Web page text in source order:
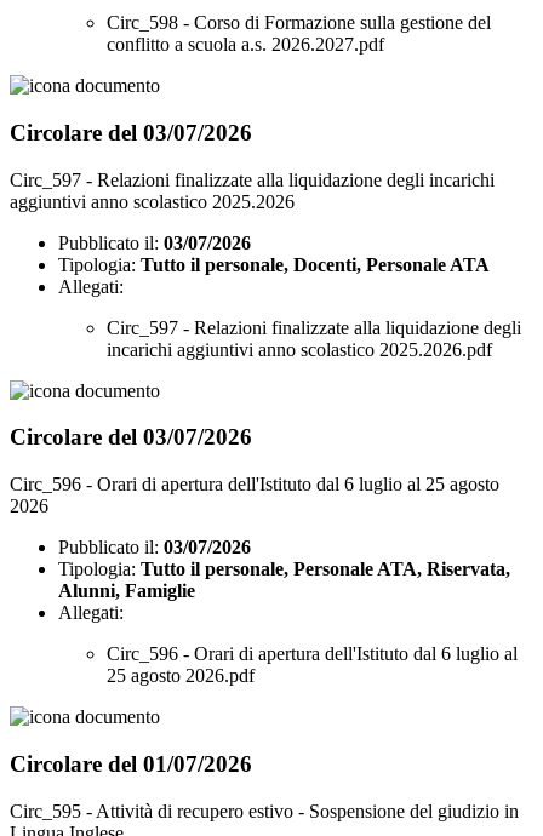
Circ_598 - Corso di Formazione sulla gestione del
conflitto a scuola a.s. 2026.2027.pdf
Circolare del 03/07/2026
Circ_597 - Relazioni finalizzate alla liquidazione degli incarichi
aggiuntivi anno scolastico 2025.2026
Pubblicato il: 03/07/2026
Tipologia: Tutto il personale, Docenti, Personale ATA
Allegati:
Circ_597 - Relazioni finalizzate alla liquidazione degli
incarichi aggiuntivi anno scolastico 2025.2026.pdf
Circolare del 03/07/2026
Circ_596 - Orari di apertura dell'Istituto dal 6 luglio al 25 agosto
2026
Pubblicato il: 03/07/2026
Tipologia: Tutto il personale, Personale ATA, Riservata,
Alunni, Famiglie
Allegati:
Circ_596 - Orari di apertura dell'Istituto dal 6 luglio al
25 agosto 2026.pdf
Circolare del 01/07/2026
Circ_595 - Attività di recupero estivo - Sospensione del giudizio in